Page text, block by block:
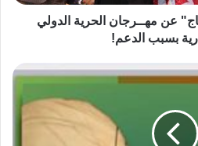
عن مهــرجان الحرية الدولي
بسبب الدعم!